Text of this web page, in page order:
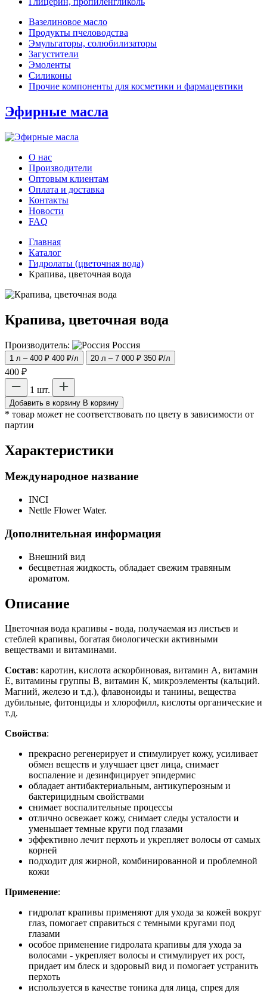
Вазелиновое масло
Продукты пчеловодства
Эмульгаторы, солюбилизаторы
Загустители
Эмоленты
Силиконы
Прочие компоненты для косметики и фармацевтики
Эфирные масла
О нас
Производители
Оптовым клиентам
Оплата и доставка
Контакты
Новости
FAQ
Главная
Каталог
Гидролаты (цветочная вода)
Крапива, цветочная вода
Крапива, цветочная вода
Производитель: Россия
1 л – 400 ₽ 400 ₽/л 20 л – 7 000 ₽ 350 ₽/л
400 ₽
1 шт.
Добавить в корзину В корзину
* товар может не соответствовать по цвету в зависимости от
партии
Характеристики
Международное название
INCI
Nettle Flower Water.
Дополнительная информация
Внешний вид
бесцветная жидкость, обладает свежим травяным
ароматом.
Описание
Цветочная вода крапивы - вода, получаемая из листьев и
стеблей крапивы, богатая биологически активными
веществами и витаминами.
Состав: каротин, кислота аскорбиновая, витамин А, витамин
Е, витамины группы В, витамин К, микроэлементы (кальций.
Магний, железо и т.д.), флавоноиды и танины, вещества
дубильные, фитонциды и хлорофилл, кислоты органические и
т.д.
Свойства:
прекрасно регенерирует и стимулирует кожу, усиливает
обмен веществ и улучшает цвет лица, снимает
воспаление и дезинфицирует эпидермис
обладает антибактериальным, антикуперозным и
бактерицидным свойствами
снимает воспалительные процессы
отлично освежает кожу, снимает следы усталости и
уменьшает темные круги под глазами
эффективно лечит перхоть и укрепляет волосы от самых
корней
подходит для жирной, комбинированной и проблемной
кожи
Применение:
гидролат крапивы применяют для ухода за кожей вокруг
глаз, помогает справиться с темными кругами под
глазами
особое применение гидролата крапивы для ухода за
волосами - укрепляет волосы и стимулирует их рост,
придает им блеск и здоровый вид и помогает устранить
перхоть
используется в качестве тоника для лица, спрея для